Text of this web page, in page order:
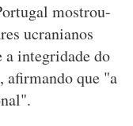
mostrou-
ucranianos
a integridade do
afirmando que "a